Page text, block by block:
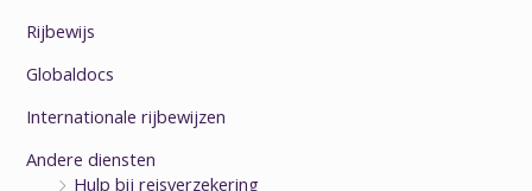
Rijbewijs
Globaldocs
Internationale rijbewijzen
Andere diensten
Hulp bij reisverzekering